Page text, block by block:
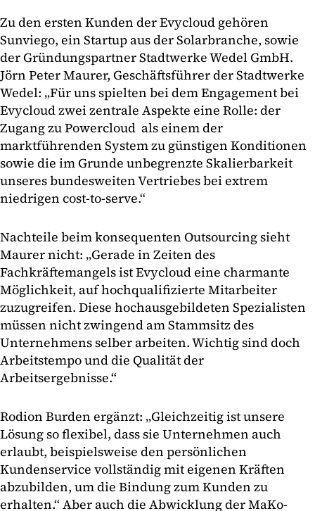
Zu den ersten Kunden der Evycloud gehören
Sunviego, ein Startup aus der Solarbranche, sowie
der Gründungspartner Stadtwerke Wedel GmbH.
Jörn Peter Maurer, Geschäftsführer der Stadtwerke
Wedel: „Für uns spielten bei dem Engagement bei
Evycloud zwei zentrale Aspekte eine Rolle: der
Zugang zu Powercloud als einem der
marktführenden System zu günstigen Konditionen
sowie die im Grunde unbegrenzte Skalierbarkeit
unseres bundesweiten Vertriebes bei extrem
niedrigen cost-to-serve.“
Nachteile beim konsequenten Outsourcing sieht
Maurer nicht: „Gerade in Zeiten des
Fachkräftemangels ist Evycloud eine charmante
Möglichkeit, auf hochqualifizierte Mitarbeiter
zuzugreifen. Diese hochausgebildeten Spezialisten
müssen nicht zwingend am Stammsitz des
Unternehmens selber arbeiten. Wichtig sind doch
Arbeitstempo und die Qualität der
Arbeitsergebnisse.“
Rodion Burden ergänzt: „Gleichzeitig ist unsere
Lösung so flexibel, dass sie Unternehmen auch
erlaubt, beispielsweise den persönlichen
Kundenservice vollständig mit eigenen Kräften
abzubilden, um die Bindung zum Kunden zu
erhalten.“ Aber auch die Abwicklung der MaKo-